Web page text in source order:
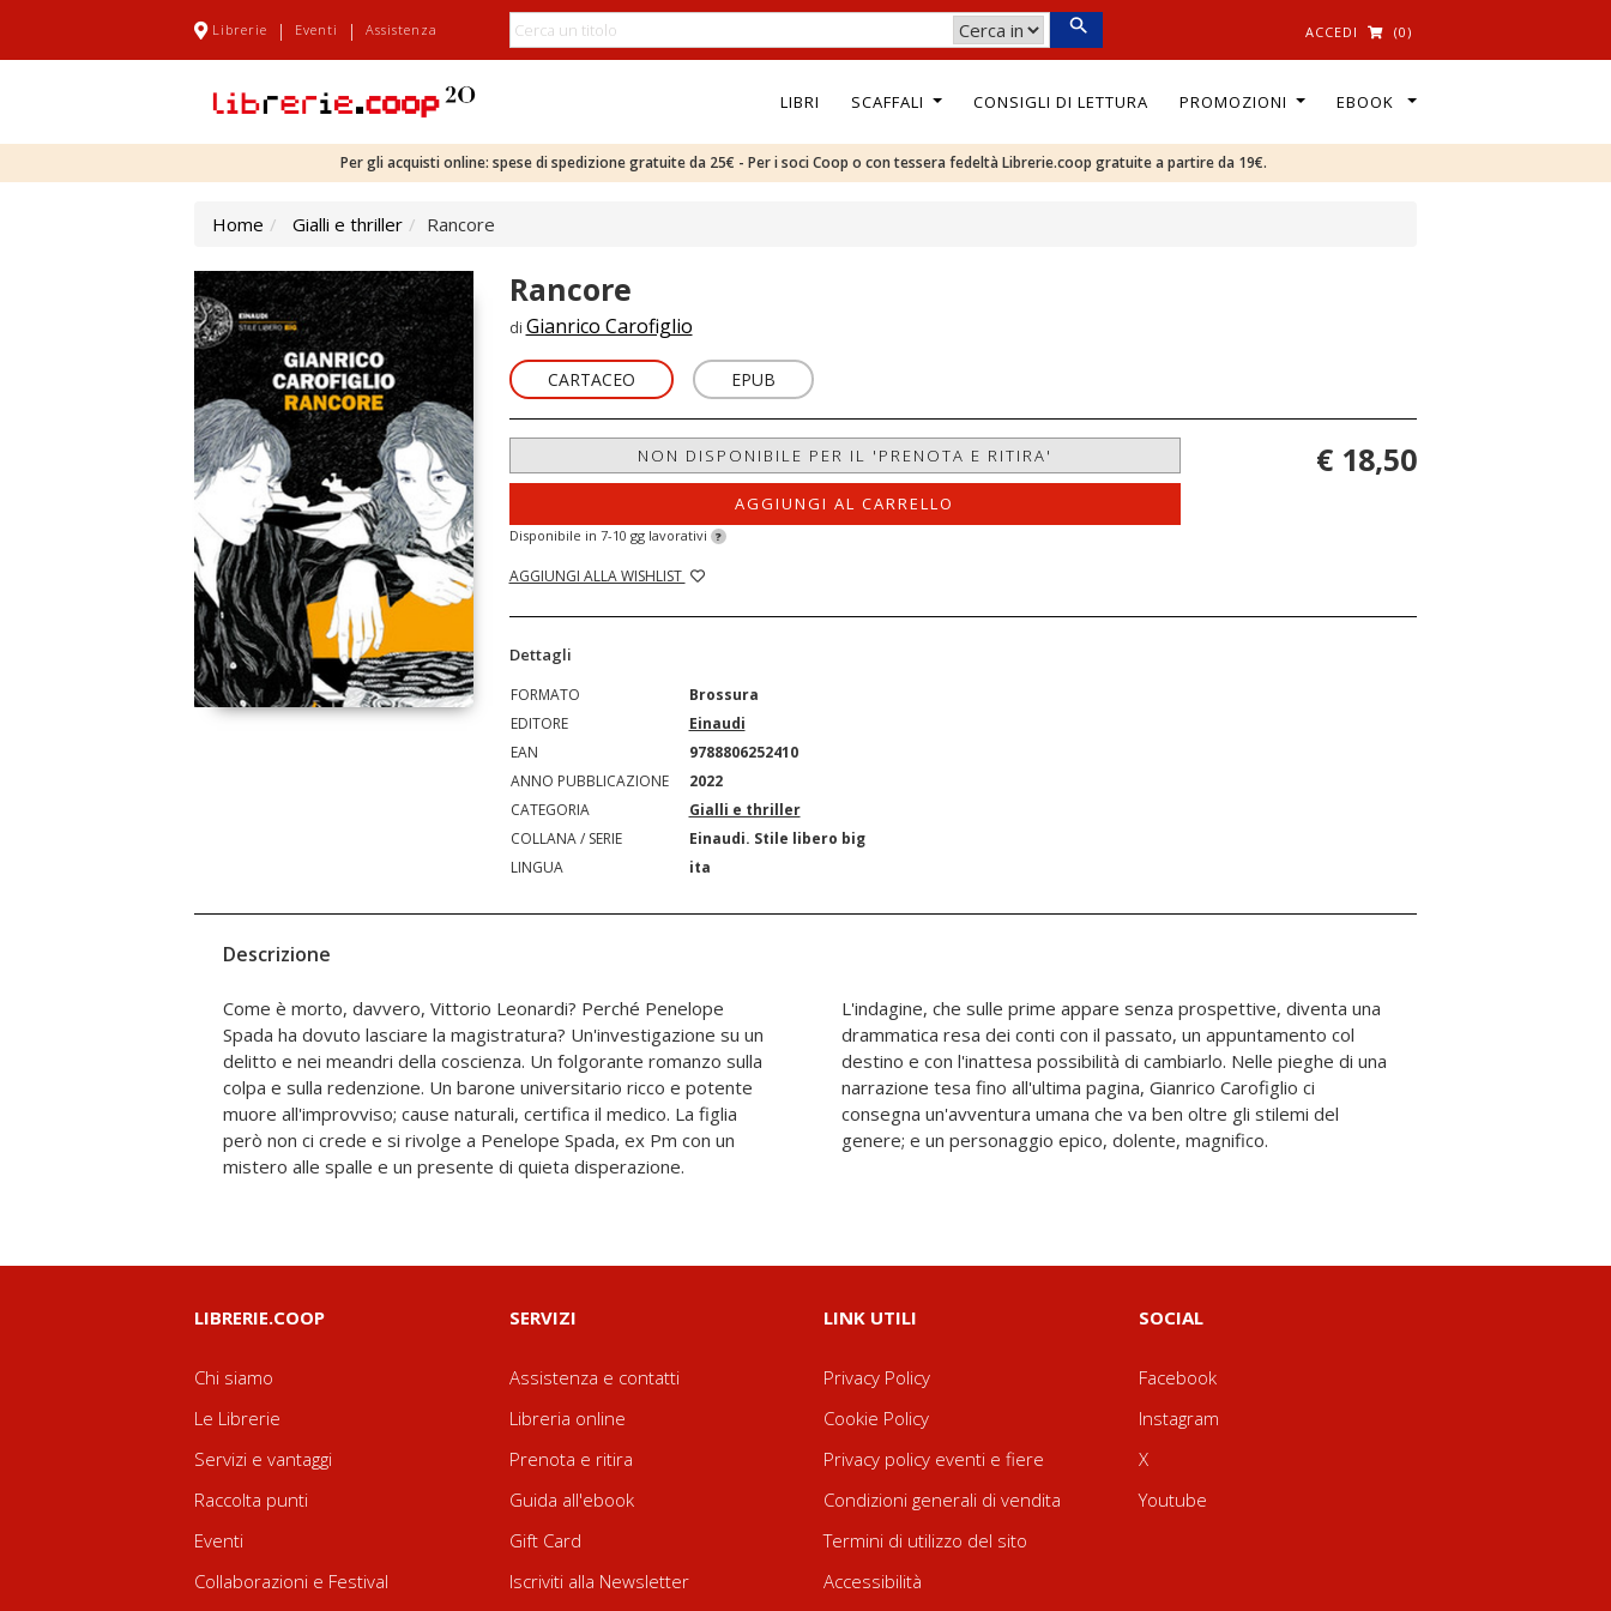
Librerie | Eventi | Assistenza ACCEDI (0)
LIBRI SCAFFALI CONSIGLI DI LETTURA PROMOZIONI EBOOK
Per gli acquisti online: spese di spedizione gratuite da 25€ - Per i soci Coop o con tessera fedeltà Librerie.coop gratuite a partire da 19€.
Home Gialli e thriller Rancore
Rancore
di Gianrico Carofiglio
CARTACEO EPUB
NON DISPONIBILE PER IL 'PRENOTA E RITIRA'
AGGIUNGI AL CARRELLO
Disponibile in 7-10 gg lavorativi ?
AGGIUNGI ALLA WISHLIST
€ 18,50
Dettagli
FORMATO
Brossura
EDITORE
Einaudi
EAN
9788806252410
ANNO PUBBLICAZIONE
2022
CATEGORIA
Gialli e thriller
COLLANA / SERIE
Einaudi. Stile libero big
LINGUA
ita
Descrizione
Come è morto, davvero, Vittorio Leonardi? Perché Penelope
Spada ha dovuto lasciare la magistratura? Un'investigazione su un
delitto e nei meandri della coscienza. Un folgorante romanzo sulla
colpa e sulla redenzione. Un barone universitario ricco e potente
muore all'improvviso; cause naturali, certifica il medico. La figlia
però non ci crede e si rivolge a Penelope Spada, ex Pm con un
mistero alle spalle e un presente di quieta disperazione.
L'indagine, che sulle prime appare senza prospettive, diventa una
drammatica resa dei conti con il passato, un appuntamento col
destino e con l'inattesa possibilità di cambiarlo. Nelle pieghe di una
narrazione tesa fino all'ultima pagina, Gianrico Carofiglio ci
consegna un'avventura umana che va ben oltre gli stilemi del
genere; e un personaggio epico, dolente, magnifico.
LIBRERIE.COOP
Chi siamo
Le Librerie
Servizi e vantaggi
Raccolta punti
Eventi
Collaborazioni e Festival
SERVIZI
Assistenza e contatti
Libreria online
Prenota e ritira
Guida all'ebook
Gift Card
Iscriviti alla Newsletter
LINK UTILI
Privacy Policy
Cookie Policy
Privacy policy eventi e fiere
Condizioni generali di vendita
Termini di utilizzo del sito
Accessibilità
SOCIAL
Facebook
Instagram
X
Youtube